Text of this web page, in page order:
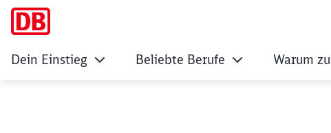
Dein Einstieg Beliebte Berufe Warum